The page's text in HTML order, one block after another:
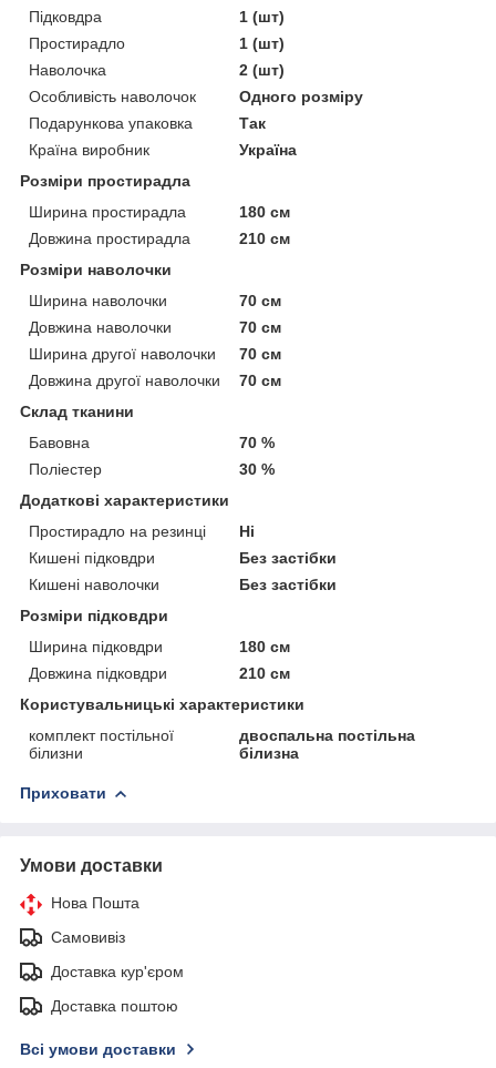
Підковдра
1 (шт)
Простирадло
1 (шт)
Наволочка
2 (шт)
Особливість наволочок
Одного розміру
Подарункова упаковка
Так
Країна виробник
Україна
Розміри простирадла
Ширина простирадла
180 см
Довжина простирадла
210 см
Розміри наволочки
Ширина наволочки
70 см
Довжина наволочки
70 см
Ширина другої наволочки
70 см
Довжина другої наволочки
70 см
Склад тканини
Бавовна
70 %
Поліестер
30 %
Додаткові характеристики
Простирадло на резинці
Ні
Кишені підковдри
Без застібки
Кишені наволочки
Без застібки
Розміри підковдри
Ширина підковдри
180 см
Довжина підковдри
210 см
Користувальницькі характеристики
комплект постільної
білизни
двоспальна постільна
білизна
Приховати
Умови доставки
Нова Пошта
Самовивіз
Доставка кур'єром
Доставка поштою
Всі умови доставки